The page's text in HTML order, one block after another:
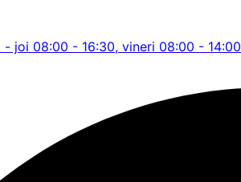
- joi 08:00 - 16:30, vineri 08:00 - 14:00